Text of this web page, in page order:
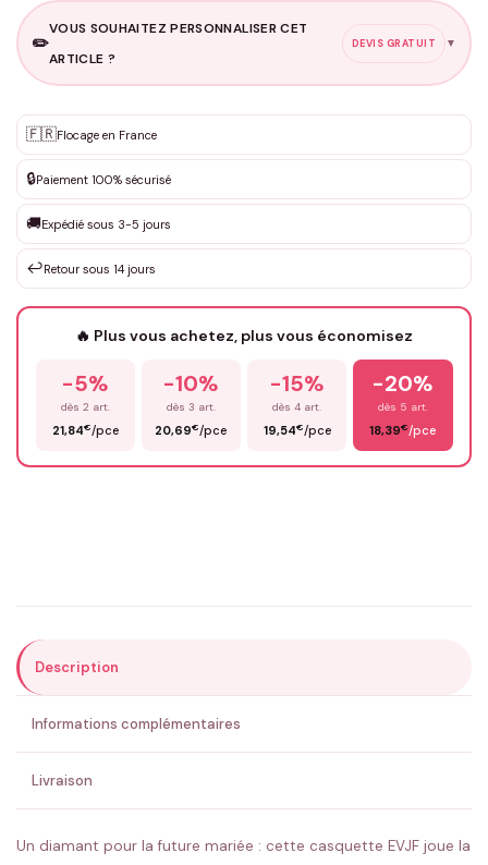
✏️
VOUS SOUHAITEZ PERSONNALISER CET
ARTICLE ?
DEVIS GRATUIT ▼
✨ Personnalisation sur mesure
DEVIS GRATUIT · Personnalisation de 3 à 10€ selon la demande
Que souhaitez-vous ?*
Votre texte / idée*
Prénom*
ENVOYER MA DEMANDE ✨
💚 Retour sous 24-48h🇫🇷 Flocage en France✅ Validation avant fabrication
🇫🇷Flocage en France
🔒Paiement 100% sécurisé
🚚Expédié sous 3-5 jours
↩️Retour sous 14 jours
🔥 Plus vous achetez, plus vous économisez
-5%
dès 2 art.
21,84€/pce
-10%
dès 3 art.
20,69€/pce
-15%
dès 4 art.
19,54€/pce
-20%
dès 5 art.
18,39€/pce
Description
Informations complémentaires
Livraison
Un diamant pour la future mariée : cette casquette EVJF joue la